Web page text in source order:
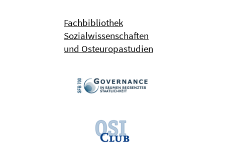
Fachbibliothek
Sozialwissenschaften
und Osteuropastudien